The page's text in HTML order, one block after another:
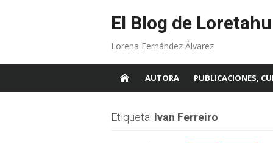
El Blog de
Lorena Fernández Álvarez
AUTORA PUBLICACIONES,
Etiqueta: Ivan Ferreiro